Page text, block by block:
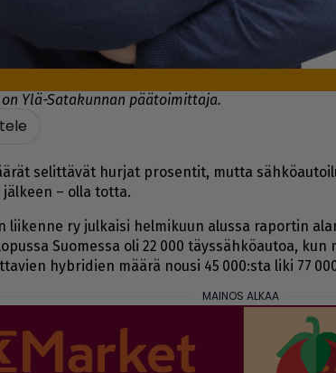
Ylä-Satakunnan päätoimittaja.
se­lit­tä­vät hur­jat pro­sen­tit, mut­ta
– ol­la tot­ta.
lii­ken­ne ry jul­kai­si hel­mi­kuun alus­sa ra­por­tin
Suo­mes­sa oli 22 000 täys­säh­kö­au­toa,
hyb­ri­dien mää­rä nou­si 45 000:sta liki 77